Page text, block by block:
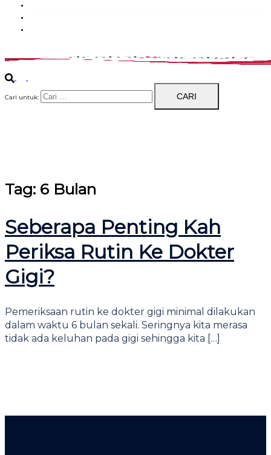
Cari untuk:
Tag: 6 Bulan
Seberapa Penting Kah
Periksa Rutin Ke Dokter
Gigi?
Pemeriksaan rutin ke dokter gigi minimal dilakukan
dalam waktu 6 bulan sekali. Seringnya kita merasa
tidak ada keluhan pada gigi sehingga kita […]